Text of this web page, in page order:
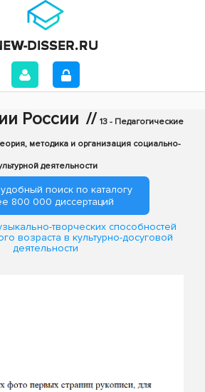
России // 13 - Педагогические
методика и организация социально-
деятельности
поиск по каталогу
800 000 диссертаций
творческих способностей
возраста в культурно-досуговой
деятельности